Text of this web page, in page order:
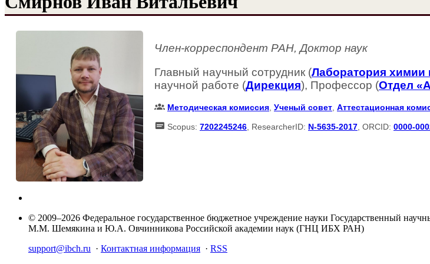
Член-корреспондент РАН, Доктор наук
Главный научный сотрудник (Лаборатория химии
научной работе (Дирекция), Профессор (Отдел
Методическая комиссия Ученый совет Аттестационная
Scopus: 7202245246 , ResearcherID: N-5635-2017 , ORCID: 0000-
© 2009–2026 Федеральное государственное бюджетное учреждение науки Государственный
М.М. Шемякина и Ю.А. Овчинникова Российской академии наук (ГНЦ ИБХ РАН)
support@ibch.ru · Контактная информация · RSS